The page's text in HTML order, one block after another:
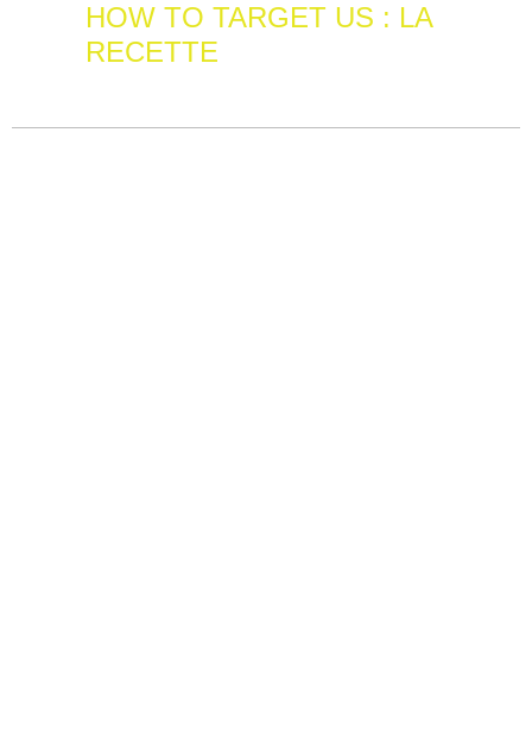
HOW TO TARGET US : LA
RECETTE